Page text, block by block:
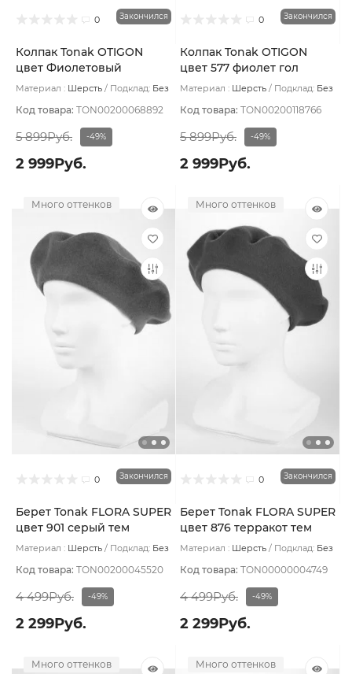
0 Закончился
Колпак Tonak OTIGON
цвет Фиолетовый
светлый
Материал : Шерсть Подклад: Без
Код товара: TON00200068892
5 899Руб. -49%
2 999Руб.
0 Закончился
Колпак Tonak OTIGON
цвет 577 фиолет гол
Материал : Шерсть Подклад: Без
Код товара: TON00200118766
5 899Руб. -49%
2 999Руб.
Много оттенков
0 Закончился
Берет Tonak FLORA SUPER
цвет 901 серый тем
Материал : Шерсть Подклад: Без
Код товара: TON00200045520
4 499Руб. -49%
2 299Руб.
Много оттенков
0 Закончился
Берет Tonak FLORA SUPER
цвет 876 терракот тем
Материал : Шерсть Подклад: Без
Код товара: TON00000004749
4 499Руб. -49%
2 299Руб.
Много оттенков Много оттенков